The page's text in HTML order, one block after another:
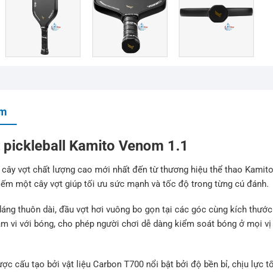
Kamito Venom 1.1
cây vợt chất lượng cao mới nhất đến từ thương hiệu thể thao
một cây vợt giúp tối ưu sức mạnh và tốc độ trong từng cú đánh.
thuôn dài, đầu vợt hơi vuông bo gọn tại các góc cùng kích
vi với bóng, cho phép người chơi dễ dàng kiểm soát bóng ở mọi
cấu tạo bởi vật liệu Carbon T700 nổi bật bởi độ bền bỉ, chịu lực